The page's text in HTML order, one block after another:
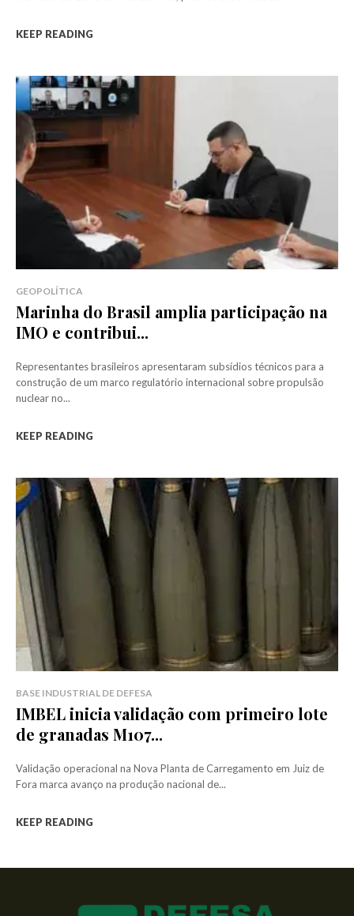
KEEP READING
GEOPOLÍTICA
Marinha do Brasil amplia participação na
IMO e contribui...
Representantes brasileiros apresentaram subsídios técnicos para a
construção de um marco regulatório internacional sobre propulsão
nuclear no...
KEEP READING
BASE INDUSTRIAL DE DEFESA
IMBEL inicia validação com primeiro lote
de granadas M107...
Validação operacional na Nova Planta de Carregamento em Juiz de
Fora marca avanço na produção nacional de...
KEEP READING